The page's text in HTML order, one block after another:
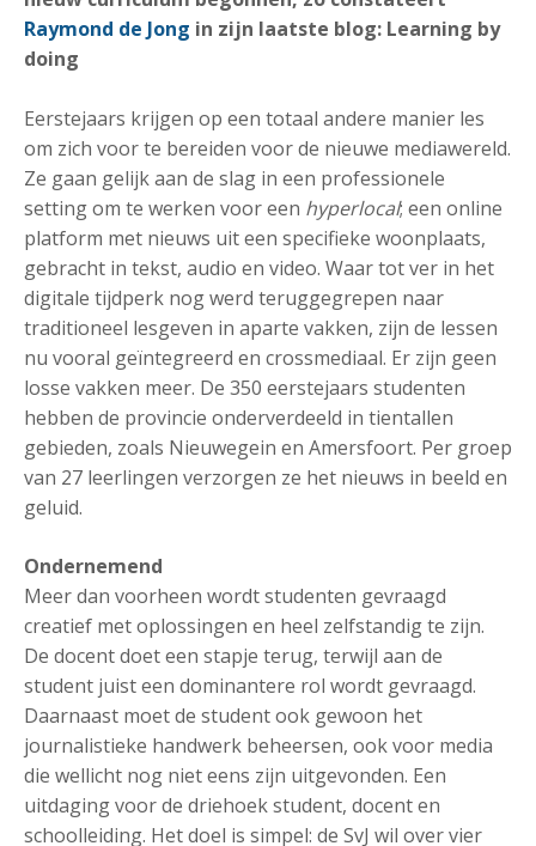
Raymond de Jong in zijn laatste blog: Learning by
doing
Eerstejaars krijgen op een totaal andere manier les
om zich voor te bereiden voor de nieuwe mediawereld.
Ze gaan gelijk aan de slag in een professionele
setting om te werken voor een hyperlocal; een online
platform met nieuws uit een specifieke woonplaats,
gebracht in tekst, audio en video. Waar tot ver in het
digitale tijdperk nog werd teruggegrepen naar
traditioneel lesgeven in aparte vakken, zijn de lessen
nu vooral geïntegreerd en crossmediaal. Er zijn geen
losse vakken meer. De 350 eerstejaars studenten
hebben de provincie onderverdeeld in tientallen
gebieden, zoals Nieuwegein en Amersfoort. Per groep
van 27 leerlingen verzorgen ze het nieuws in beeld en
geluid.
Ondernemend
Meer dan voorheen wordt studenten gevraagd
creatief met oplossingen en heel zelfstandig te zijn.
De docent doet een stapje terug, terwijl aan de
student juist een dominantere rol wordt gevraagd.
Daarnaast moet de student ook gewoon het
journalistieke handwerk beheersen, ook voor media
die wellicht nog niet eens zijn uitgevonden. Een
uitdaging voor de driehoek student, docent en
schoolleiding. Het doel is simpel: de SvJ wil over vier